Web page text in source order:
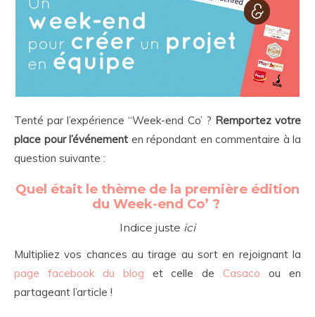
Tenté par l’expérience “Week-end Co’ ? Remportez votre
place pour l’événement en répondant en commentaire à la
question suivante :
Quel était le thème de la première édition
du Week-end Co’ ?
Indice juste ici
Multipliez vos chances au tirage au sort en rejoignant la
page facebook du blog et celle deCasaco ou en
partageant l’article !